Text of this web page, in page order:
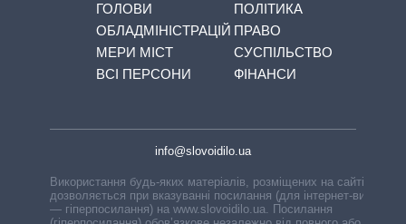
ГОЛОВИ
ОБЛАДМІНІСТРАЦІЙ
МЕРИ МІСТ
ВСІ ПЕРСОНИ
ПОЛІТИКА
ПРАВО
СУСПІЛЬСТВО
ФІНАНСИ
info@slovoidilo.ua
Використання будь-яких матеріалів, розміщених на сайті,
дозволяється при вказуванні посилання (для інтернет-видань
— гіперпосилання) на www.slovoidilo.ua. Посилання